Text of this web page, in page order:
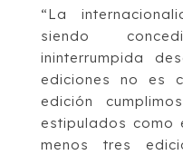
“La
siendo
ininterrumpida
ediciones no es
edición
estipulados como
menos tres